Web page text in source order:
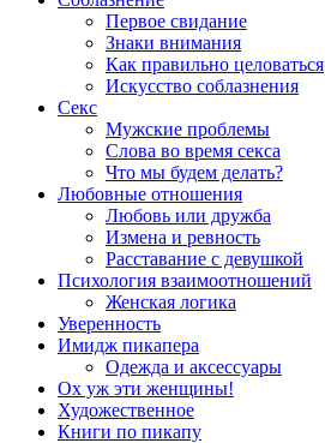
Первое свидание
Знаки внимания
Как правильно целоваться
Искусство соблазнения
Секс
Мужские проблемы
Слова во время секса
Что мы будем делать?
Любовные отношения
Любовь или дружба
Измена и ревность
Расставание с девушкой
Психология взаимоотношений
Женская логика
Уверенность
Имидж пикапера
Одежда и аксессуары
Ох уж эти женщины!
Художественное
Книги по пикапу